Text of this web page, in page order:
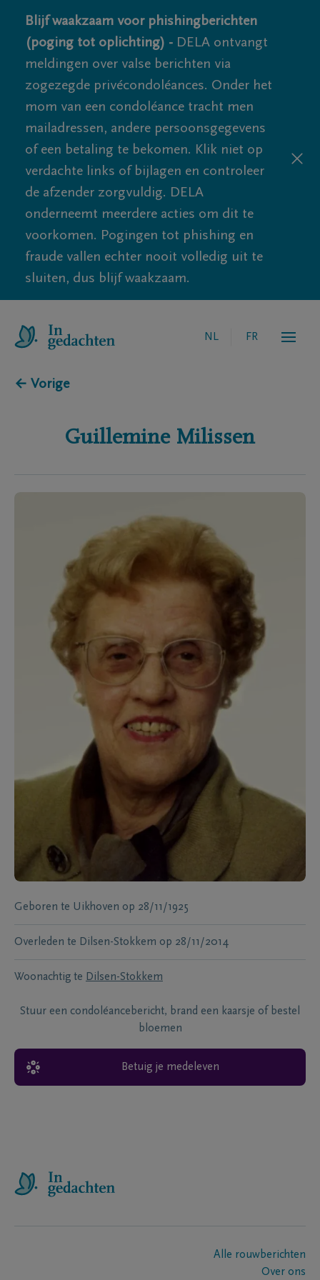
Blijf waakzaam voor phishingberichten
(poging tot oplichting) - DELA ontvangt
meldingen over valse berichten via
zogezegde privécondoléances. Onder het
mom van een condoléance tracht men
mailadressen, andere persoonsgegevens
of een betaling te bekomen. Klik niet op
verdachte links of bijlagen en controleer
de afzender zorgvuldig. DELA
onderneemt meerdere acties om dit te
voorkomen. Pogingen tot phishing en
fraude vallen echter nooit volledig uit te
sluiten, dus blijf waakzaam.
NL FR
← Vorige
Guillemine Milissen
Geboren te Uikhoven op 28/11/1925
Overleden te Dilsen-Stokkem op 28/11/2014
Woonachtig te Dilsen-Stokkem
Stuur een condoléancebericht, brand een kaarsje of bestel
bloemen
Betuig je medeleven
Alle rouwberichten
Over ons